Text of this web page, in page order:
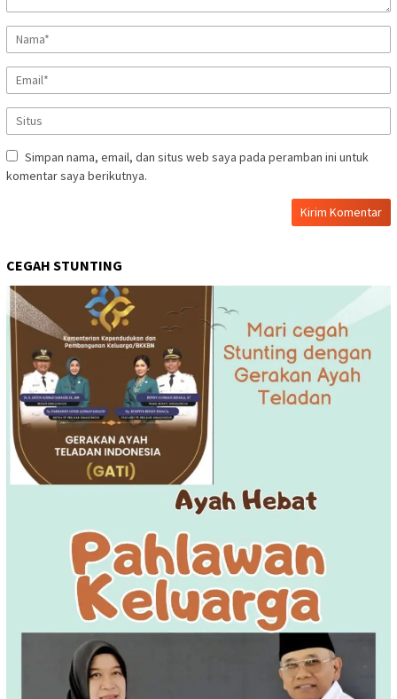
Simpan nama, email, dan situs web saya pada peramban ini untuk
komentar saya berikutnya.
CEGAH STUNTING